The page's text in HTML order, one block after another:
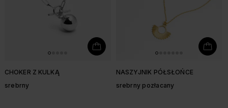
CHOKER Z KULKĄ
srebrny
NASZYJNIK PÓŁSŁOŃCE
srebrny pozłacany